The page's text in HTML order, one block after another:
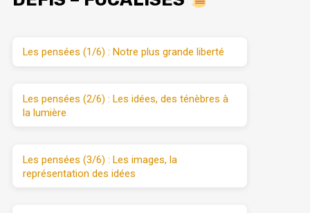
Les pensées (1/6) : Notre plus grande liberté
Les pensées (2/6) : Les idées, des ténèbres à
la lumière
Les pensées (3/6) : Les images, la
représentation des idées